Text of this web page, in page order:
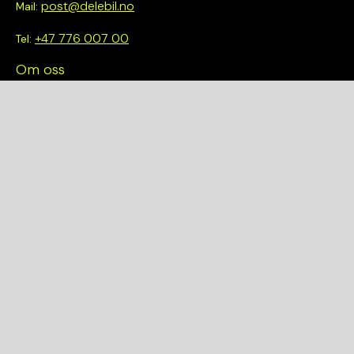
Mail: post@delebil.no
Tel: +47 776 007 00
Om oss